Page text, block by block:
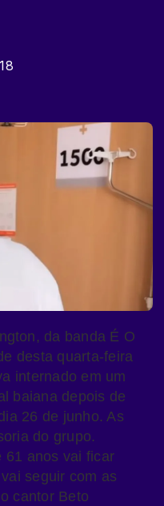
da banda É O
desta quarta-feira
internado em um
baiana depois de
26 de junho. As
do grupo.
61 anos vai ficar
seguir com as
cantor Beto